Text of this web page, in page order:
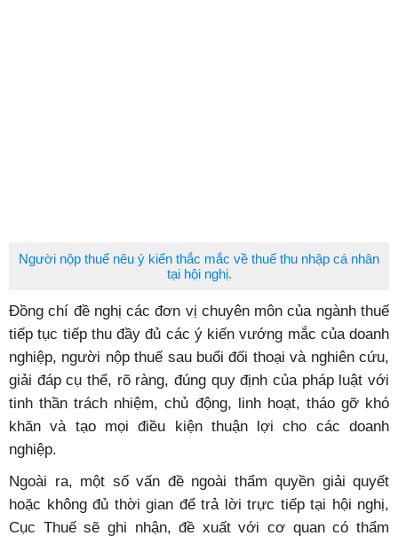
Người nộp thuế nêu ý kiến thắc mắc về thuế thu nhập cá nhân
tại hội nghị.
Đồng chí đề nghị các đơn vị chuyên môn của ngành thuế
tiếp tục tiếp thu đầy đủ các ý kiến vướng mắc của doanh
nghiệp, người nộp thuế sau buổi đối thoại và nghiên cứu,
giải đáp cụ thể, rõ ràng, đúng quy định của pháp luật với
tinh thần trách nhiệm, chủ động, linh hoạt, tháo gỡ khó
khăn và tạo mọi điều kiện thuận lợi cho các doanh
nghiệp.
Ngoài ra, một số vấn đề ngoài thẩm quyền giải quyết
hoặc không đủ thời gian để trả lời trực tiếp tại hội nghị,
Cục Thuế sẽ ghi nhận, đề xuất với cơ quan có thẩm